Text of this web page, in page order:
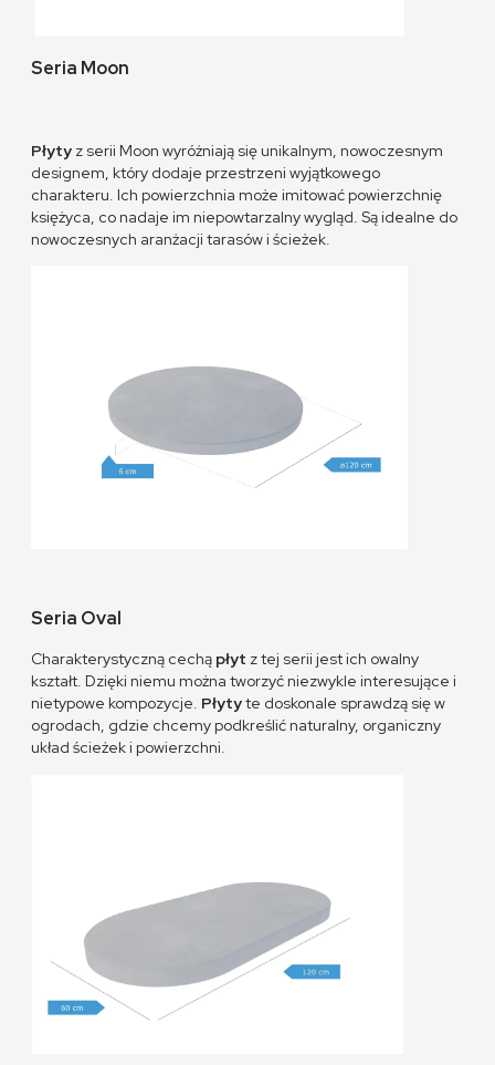
Seria Moon
Płyty z serii Moon wyróżniają się unikalnym, nowoczesnym
designem, który dodaje przestrzeni wyjątkowego
charakteru. Ich powierzchnia może imitować powierzchnię
księżyca, co nadaje im niepowtarzalny wygląd. Są idealne do
nowoczesnych aranżacji tarasów i ścieżek.
Seria Oval
Charakterystyczną cechą płyt z tej serii jest ich owalny
kształt. Dzięki niemu można tworzyć niezwykle interesujące i
nietypowe kompozycje. Płytyte doskonale sprawdzą się w
ogrodach, gdzie chcemy podkreślić naturalny, organiczny
układ ścieżek i powierzchni.